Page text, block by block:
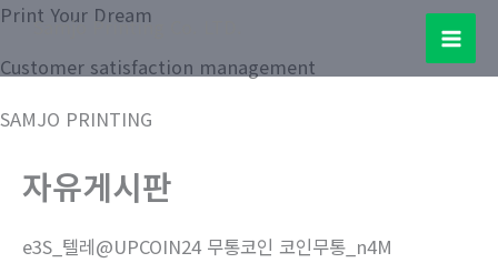
콘
츠
건
Samjo Printing Co. LTD.
Main
Print Your Dream
Customer satisfaction management
SAMJO PRINTING
자유게시판
e3S_텔레@UPCOIN24 무통코인 코인무통_n4M